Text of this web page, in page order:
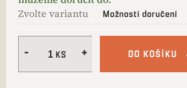
Zvolte variantu Možnosti doručení
DO KOŠÍKU